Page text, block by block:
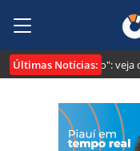
Últimas Notícias:
cria o "Pix Pensão": veja